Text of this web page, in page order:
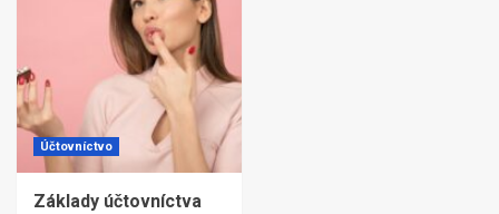
Účtovníctvo
Základy účtovníctva